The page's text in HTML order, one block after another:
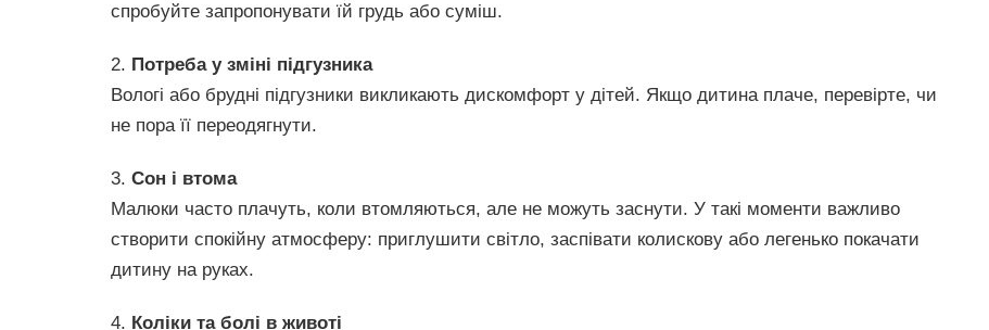
спробуйте запропонувати їй грудь або суміш.
2. Потреба у зміні підгузника
Вологі або брудні підгузники викликають дискомфорт у дітей. Якщо дитина плаче, перевірте, чи
не пора її переодягнути.
3. Сон і втома
Малюки часто плачуть, коли втомляються, але не можуть заснути. У такі моменти важливо
створити спокійну атмосферу: приглушити світло, заспівати колискову або легенько покачати
дитину на руках.
4. Коліки та болі в животі